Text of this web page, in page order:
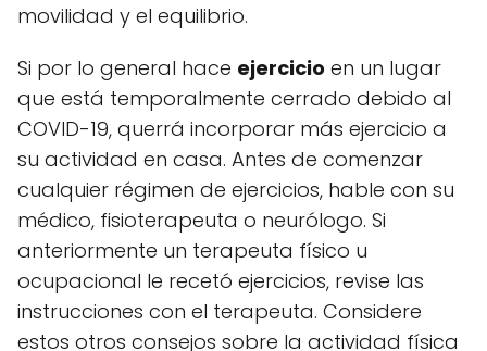
movilidad y el equilibrio.
Si por lo general hace ejercicio en un lugar
que está temporalmente cerrado debido al
COVID-19, querrá incorporar más ejercicio a
su actividad en casa. Antes de comenzar
cualquier régimen de ejercicios, hable con su
médico, fisioterapeuta o neurólogo. Si
anteriormente un terapeuta físico u
ocupacional le recetó ejercicios, revise las
instrucciones con el terapeuta. Considere
estos otros consejos sobre la actividad física